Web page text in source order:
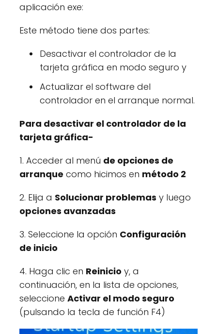
aplicación exe:
Este método tiene dos partes:
Desactivar el controlador de la
tarjeta gráfica en modo seguro y
Actualizar el software del
controlador en el arranque normal.
Para desactivar el controlador de la
tarjeta gráfica-
1. Acceder al menú de opciones de
arranque como hicimos en método 2
2. Elija a Solucionar problemas y luego
opciones avanzadas
3. Seleccione la opción Configuración
de inicio
4. Haga clic en Reinicio y, a
continuación, en la lista de opciones,
seleccione Activar el modo seguro
(pulsando la tecla de función F4)